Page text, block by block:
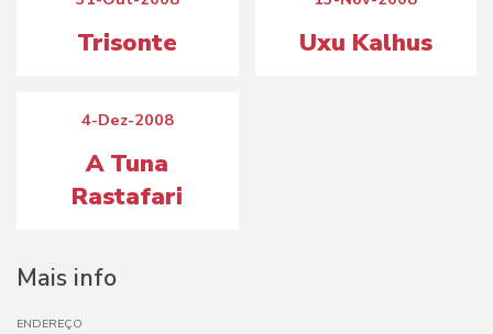
Trisonte Uxu Kalhus
4-Dez-2008
A Tuna
Rastafari
Mais info
ENDEREÇO